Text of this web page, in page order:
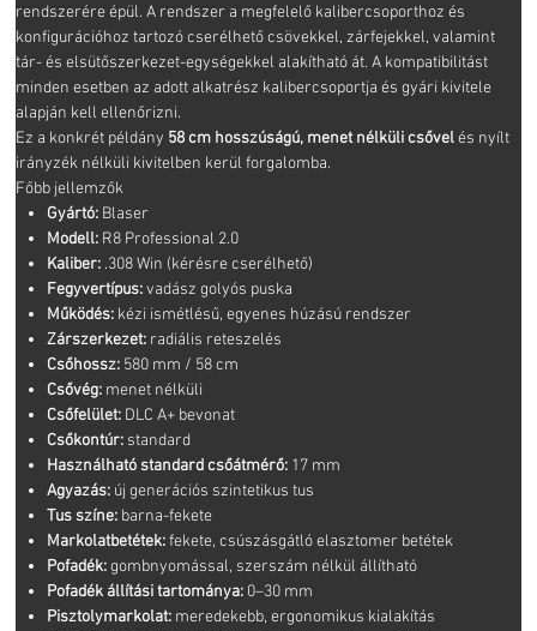
rendszerére épül. A rendszer a megfelelő kalibercsoporthoz és
konfigurációhoz tartozó cserélhető csövekkel, zárfejekkel, valamint
tár- és elsütőszerkezet-egységekkel alakítható át. A kompatibilitást
minden esetben az adott alkatrész kalibercsoportja és gyári kivitele
alapján kell ellenőrizni.
Ez a konkrét példány 58 cm hosszúságú, menet nélküli csővelés nyílt
irányzék nélküli kivitelben kerül forgalomba.
Főbb jellemzők
Gyártó:Blaser
Modell:R8 Professional 2.0
Kaliber:.308 Win (kérésre cserélhető)
Fegyvertípus:vadász golyós puska
Működés:kézi ismétlésű, egyenes húzású rendszer
Zárszerkezet:radiális reteszelés
Csőhossz:580 mm / 58 cm
Csővég:menet nélküli
Csőfelület:DLC A+ bevonat
Csőkontúr:standard
Használható standard csőátmérő:17 mm
Agyazás:új generációs szintetikus tus
Tus színe:barna-fekete
Markolatbetétek:fekete, csúszásgátló elasztomer betétek
Pofadék:gombnyomással, szerszám nélkül állítható
Pofadék állítási tartománya:0–30 mm
Pisztolymarkolat:meredekebb, ergonomikus kialakítás